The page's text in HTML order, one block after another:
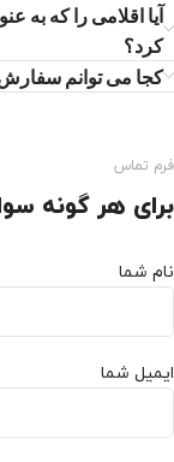
آیا اقلامی را که به
کرد؟
کجا می توانم
فرم تماس
برای هر گونه
نام شما
ایمیل شما